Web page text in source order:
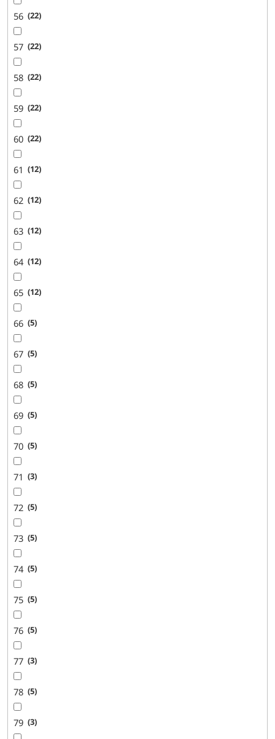
56 22
57 22
58 22
59 22
60 22
61 12
62 12
63 12
64 12
65 12
66 5
67 5
68 5
69 5
70 5
71 3
72 5
73 5
74 5
75 5
76 5
77 3
78 5
79 3